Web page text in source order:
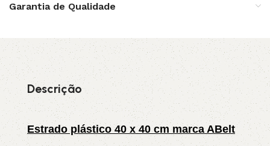
Garantia de Qualidade
Descrição
Estrado plástico 40 x 40 cm marca ABelt